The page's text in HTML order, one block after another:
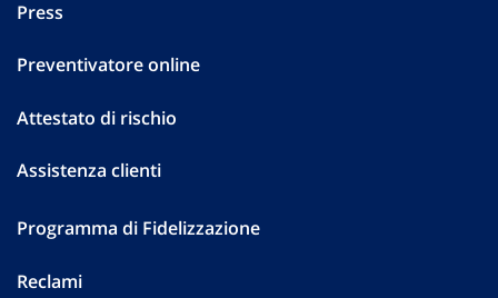
Press
Preventivatore online
Attestato di rischio
Assistenza clienti
Programma di Fidelizzazione
Reclami